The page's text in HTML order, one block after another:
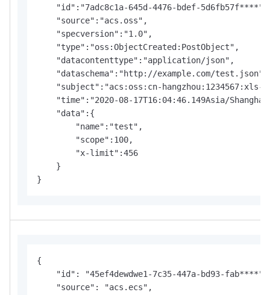
    "id":"7adc8c1a-645d-4476-bdef-5d6fb57f****",
    "source":"acs.oss",
    "specversion":"1.0",
    "type":"oss:ObjectCreated:PostObject",
    "datacontenttype":"application/json",
    "dataschema":"http://example.com/test.json",
"subject":"acs:oss:cn-hangzhou:1234567:xls-
"time":"2020-08-17T16:04:46.149Asia/
    "data":{
        "name":"test",
        "scope":100,
        "x-limit":456
    }
}
{
    "id": "45ef4dewdwe1-7c35-447a-bd93-fab****",
    "source": "acs.ecs",